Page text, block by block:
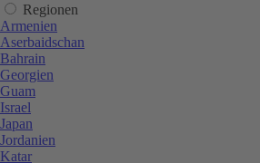
Regionen
Armenien
Aserbaidschan
Bahrain
Georgien
Guam
Israel
Japan
Jordanien
Katar